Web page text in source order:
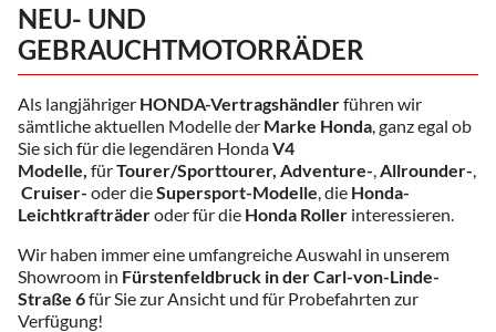
NEU- UND
GEBRAUCHTMOTORRÄDER
Als langjähriger HONDA-Vertragshändlerführen wir
sämtliche aktuellen Modelle der Marke Honda , ganz egal ob
Sie sich für die legendären HondaV4
Modelle, fürTourer/Sporttourer, Adventure- Allrounder-
Cruiser- oder dieSupersport-Modelle , die Honda-
Leichtkrafträderoder für die Honda Roller interessieren.
Wir haben immer eine umfangreiche Auswahl in unserem
Showroom in Fürstenfeldbruck in der Carl-von-Linde-
Straße 6für Sie zur Ansicht und für Probefahrten zur
Verfügung!